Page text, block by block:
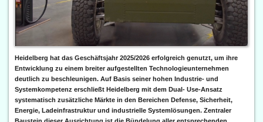
Heidelberg hat das Geschäftsjahr 2025/2026 erfolgreich genutzt, um ihre
Entwicklung zu einem breiter aufgestellten Technologieunternehmen
deutlich zu beschleunigen. Auf Basis seiner hohen Industrie- und
Systemkompetenz erschließt Heidelberg mit dem Dual- Use-Ansatz
systematisch zusätzliche Märkte in den Bereichen Defense, Sicherheit,
Energie, Ladeinfrastruktur und industrielle Systemlösungen. Zentraler